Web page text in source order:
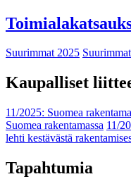
Suurimmat 2025
Kaupalliset
11/2025: Suomea
Suomea rakentamassa 11/
lehti kestävästä
Tapahtumia